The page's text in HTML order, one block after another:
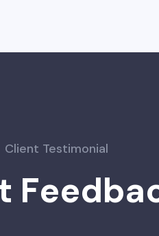
Client Testimonial